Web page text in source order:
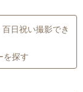
日祝い撮影でき
を探す